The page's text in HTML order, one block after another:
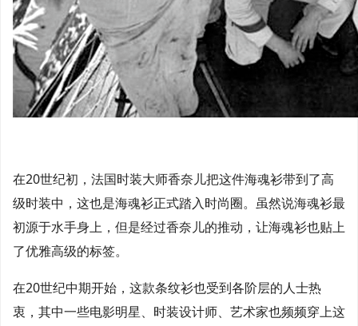
在20世纪初，法国时装大师香奈儿把这件海魂衫带到了高
级时装中，这也是海魂衫正式踏入时尚圈。虽然说海魂衫最
初源于水手身上，但是经过香奈儿的推动，让海魂衫也贴上
了优雅高级的标签。
在20世纪中期开始，这款条纹衫也受到各阶层的人士热
衷，其中一些电影明星、时装设计师、艺术家也频频穿上这